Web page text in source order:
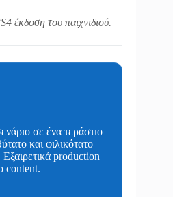
έκδοση του παιχνιδιού.
σε ένα τεράστιο
και φιλικότατο
production
content.